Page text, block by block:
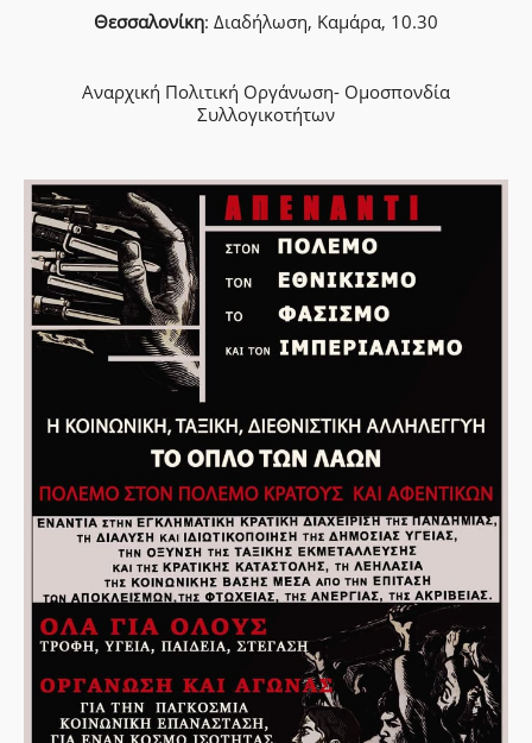
Θεσσαλονίκη: Διαδήλωση, Καμάρα, 10.30
Αναρχική Πολιτική Οργάνωση- Ομοσπονδία
Συλλογικοτήτων